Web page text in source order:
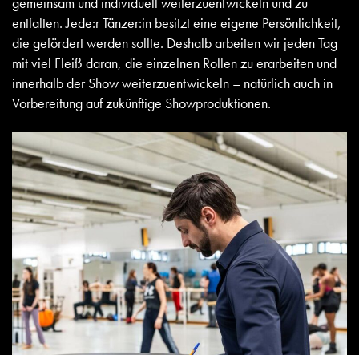
entfalten. Jede:r Tänzer:in besitzt eine eigene Persönlichkeit,
die gefördert werden sollte. Deshalb arbeiten wir jeden Tag
mit viel Fleiß daran, die einzelnen Rollen zu erarbeiten und
innerhalb der Show weiterzuentwickeln – natürlich auch in
Vorbereitung auf zukünftige Showproduktionen.